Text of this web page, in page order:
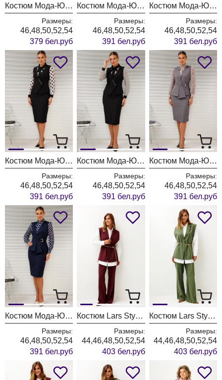
Костюм Мода-Юрс 26-2935 горчица
Размеры:
46,48,50,52,54
379 бел.руб
Костюм Мода-Юрс 26-2766 пыльно-синий
Размеры:
46,48,50,52,54
391 бел.руб
Костюм Мода-Юрс 26-2766 черный + мелкий горох
Размеры:
46,48,50,52,54
391 бел.руб
Костюм Мода-Юрс 26-2766 черный + крупный горох
Размеры:
46,48,50,52,54
391 бел.руб
Костюм Мода-Юрс 26-2766 черный + цветы
Размеры:
46,48,50,52,54
391 бел.руб
Костюм Мода-Юрс 26-2538 серый + цветы
Размеры:
46,48,50,52,54
391 бел.руб
Костюм Мода-Юрс 26-2538 синий + крупный горох
Размеры:
46,48,50,52,54
391 бел.руб
Костюм Lars Style 1246 оттенки бордо+молочного
Размеры:
44,46,48,50,52,54
403 бел.руб
Костюм Lars Style 1246/1 оттенки хвои+молочного
Размеры:
44,46,48,50,52,54
403 бел.руб